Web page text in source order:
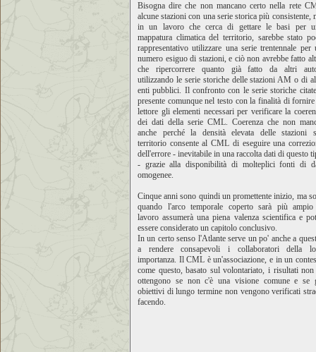
Bisogna dire che non mancano certo nella rete
alcune stazioni con una serie storica più consistente,
in un lavoro che cerca di gettare le basi per
mappatura climatica del territorio, sarebbe stato
rappresentativo utilizzare una serie trentennale per
numero esiguo di stazioni, e ciò non avrebbe fatto
che ripercorrere quanto già fatto da altri
utilizzando le serie storiche delle stazioni AM o di
enti pubblici. Il confronto con le serie storiche
presente comunque nel testo con la finalità di
lettore gli elementi necessari per verificare la
dei dati della serie CML. Coerenza che non
anche perché la densità elevata delle stazioni
territorio consente al CML di eseguire una
dell'errore - inevitabile in una raccolta dati di questo
- grazie alla disponibilità di molteplici fonti di
omogenee.
Cinque anni sono quindi un promettente inizio, ma
quando l'arco temporale coperto sarà più
lavoro assumerà una piena valenza scientifica e
essere considerato un capitolo conclusivo.
In un certo senso l'Atlante serve un po' anche a
a rendere consapevoli i collaboratori della
importanza. Il CML è un'associazione, e in un
come questo, basato sul volontariato, i risultati
ottengono se non c'è una visione comune e se
obiettivi di lungo termine non vengono verificati
facendo.